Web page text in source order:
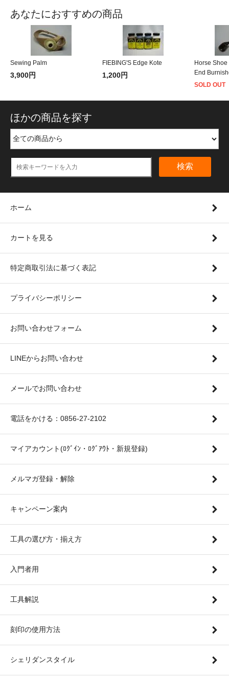
あなたにおすすめの商品
Sewing Palm
3,900円
FIEBING'S Edge Kote
1,200円
Horse
End
SOLD OUT
ほかの商品を探す
検索
ホーム
カートを見る
特定商取引法に基づく表記
プライバシーポリシー
お問い合わせフォーム
LINEからお問い合わせ
メールでお問い合わせ
電話をかける：0856-27-2102
マイアカウント(ﾛｸﾞｲﾝ・ﾛｸﾞｱｳﾄ・新規登録)
メルマガ登録・解除
キャンペーン案内
工具の選び方・揃え方
入門者用
工具解説
刻印の使用方法
シェリダンスタイル